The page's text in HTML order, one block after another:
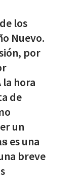
los
Nuevo.
por
hora
de
un
es una
breve